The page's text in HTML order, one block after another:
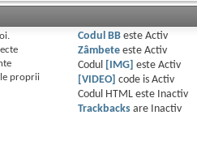
proprii
Codul BBeste Activ
Zâmbeteeste Activ
Codul
[IMG] este Activ
[VIDEO]
code is Activ
Codul HTML este
Inactiv
Trackbacksare
Inactiv